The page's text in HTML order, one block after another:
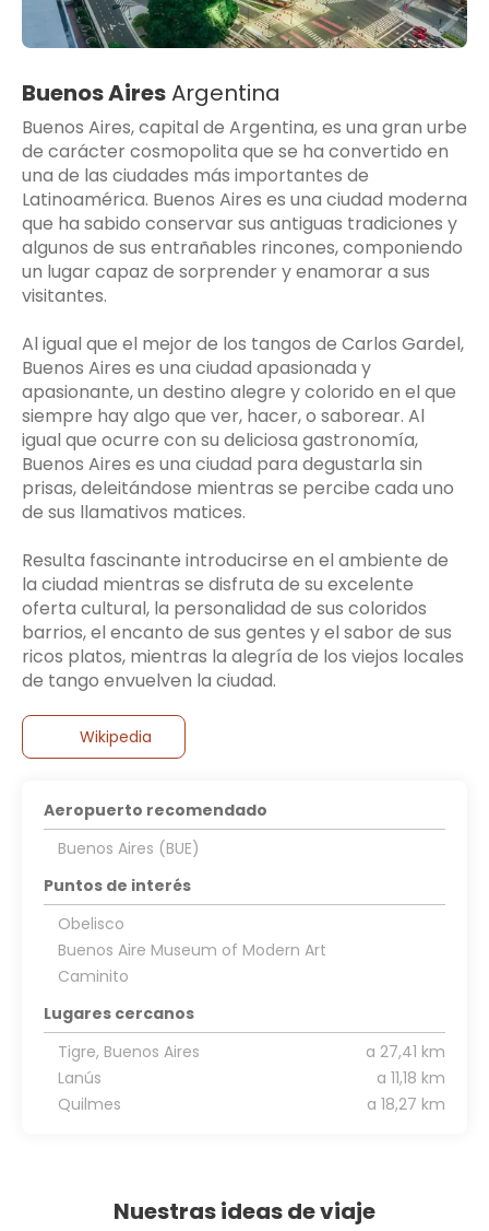
Buenos AiresArgentina
Buenos Aires, capital de Argentina, es una gran urbe
de carácter cosmopolita que se ha convertido en
una de las ciudades más importantes de
Latinoamérica. Buenos Aires es una ciudad moderna
que ha sabido conservar sus antiguas tradiciones y
algunos de sus entrañables rincones, componiendo
un lugar capaz de sorprender y enamorar a sus
visitantes.
Al igual que el mejor de los tangos de Carlos Gardel,
Buenos Aires es una ciudad apasionada y
apasionante, un destino alegre y colorido en el que
siempre hay algo que ver, hacer, o saborear. Al
igual que ocurre con su deliciosa gastronomía,
Buenos Aires es una ciudad para degustarla sin
prisas, deleitándose mientras se percibe cada uno
de sus llamativos matices.
Resulta fascinante introducirse en el ambiente de
la ciudad mientras se disfruta de su excelente
oferta cultural, la personalidad de sus coloridos
barrios, el encanto de sus gentes y el sabor de sus
ricos platos, mientras la alegría de los viejos locales
de tango envuelven la ciudad.
Wikipedia
Aeropuerto recomendado
Buenos Aires (BUE)
Puntos de interés
Obelisco
Buenos Aire Museum of Modern Art
Caminito
Lugares cercanos
Tigre, Buenos Aires
a 27,41 km
Lanús
a 11,18 km
Quilmes
a 18,27 km
Nuestras ideas de viaje